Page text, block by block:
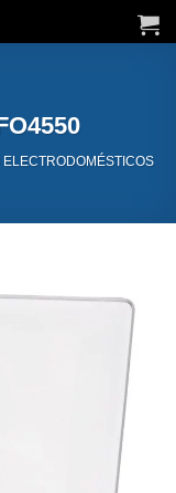
ELECTRODOMÉSTICOS